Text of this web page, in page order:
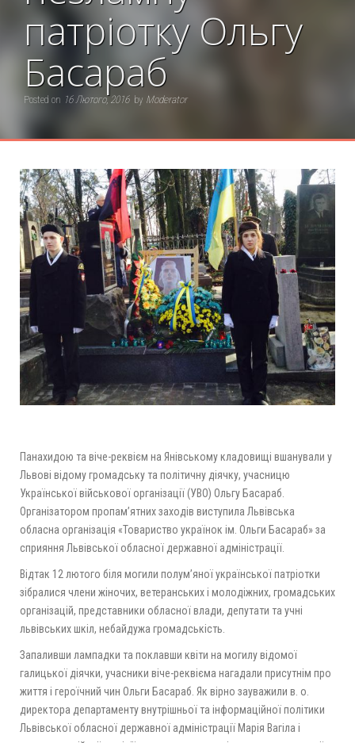
патріотку Ольгу
Басараб
Posted on 16 Лютого, 2016 by Moderator
Панахидою та віче-реквієм на Янівському кладовищі вшанували у
Львові відому громадську та політичну діячку, учасницю
Української військової організації (УВО) Ольгу Басараб.
Організатором пропам’ятних заходів виступила Львівська
обласна організація «Товариство українок ім. Ольги Басараб» за
сприяння Львівської обласної державної адміністрації.
Відтак 12 лютого біля могили полум’яної української патріотки
зібралися члени жіночих, ветеранських і молодіжних, громадських
організацій, представники обласної влади, депутати та учні
львівських шкіл, небайдужа громадськість.
Запаливши лампадки та поклавши квіти на могилу відомої
галицької діячки, учасники віче-реквієма нагадали присутнім про
життя і героїчний чин Ольги Басараб. Як вірно зауважили в. о.
директора департаменту внутрішньої та інформаційної політики
Львівської обласної державної адміністрації Марія Вагіла і